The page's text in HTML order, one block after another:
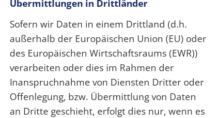
Übermittlungen in Drittländer
Sofern wir Daten in einem Drittland (d.h.
außerhalb der Europäischen Union (EU) oder
des Europäischen Wirtschaftsraums (EWR))
verarbeiten oder dies im Rahmen der
Inanspruchnahme von Diensten Dritter oder
Offenlegung, bzw. Übermittlung von Daten
an Dritte geschieht, erfolgt dies nur, wenn es